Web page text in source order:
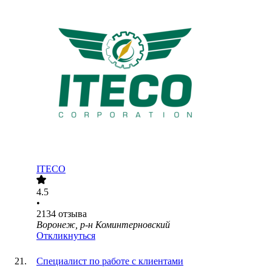
ITECO
4.5
•
2134 отзыва
Воронеж, р-н Коминтерновский
Откликнуться
Специалист по работе с клиентами